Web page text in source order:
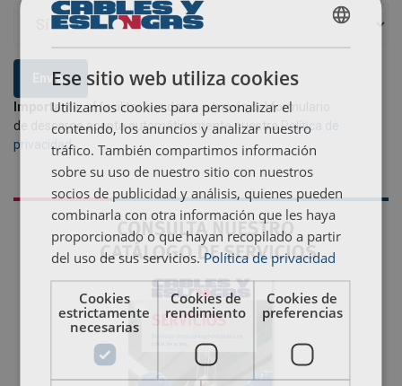
Enviar
Importante:al facilitar sus datos a través del formulario
de descarga acepta automáticamente nuestraPolítica de
privacidad.
ENGLISH TRANSLATION
Ese sitio web utiliza cookies
Utilizamos cookies para personalizar el
contenido, los anuncios y analizar nuestro
tráfico. También compartimos información
sobre su uso de nuestro sitio con nuestros
socios de publicidad y análisis, quienes pueden
combinarla con otra información que les haya
proporcionado o que hayan recopilado a partir
del uso de sus servicios. Política de privacidad
Cookies
estrictamente
necesarias
Cookies de
rendimiento
Cookies de
preferencias